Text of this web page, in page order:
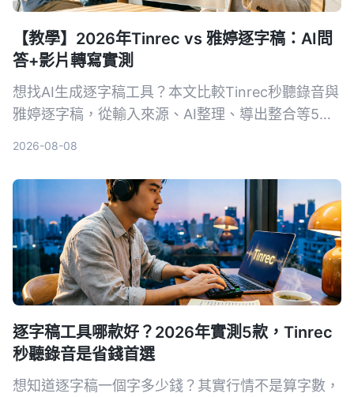
【教學】2026年Tinrec vs 雅婷逐字稿：AI問
答+影片轉寫實測
想找AI生成逐字稿工具？本文比較Tinrec秒聽錄音與
雅婷逐字稿，從輸入來源、AI整理、導出整合等5大
2026-08-08
逐字稿工具哪款好？2026年實測5款，Tinrec
秒聽錄音是省錢首選
想知道逐字稿一個字多少錢？其實行情不是算字數，